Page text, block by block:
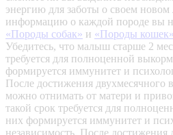
энергию для заботы о своем
информацию о каждой породе вы
«Породы собак» и «Породы кошек»
Убедитесь, что малыш старше 2
требуется для полноценной
формируется иммунитет и
После достижения двухмесячного
можно отнимать от матери и
такой срок требуется для
них формируется иммунитет и